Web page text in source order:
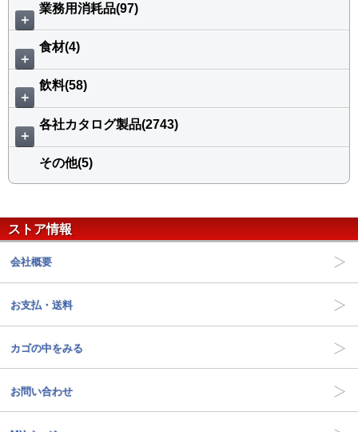
＋
業務用消耗品(97)
＋
食材(4)
＋
飲料(58)
＋
各社カタログ製品(2743)
その他(5)
ストア情報
会社概要
お支払・送料
カゴの中をみる
お問い合わせ